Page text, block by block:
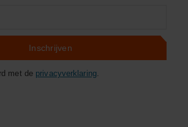
Inschrijven
met de privacyverklaring.